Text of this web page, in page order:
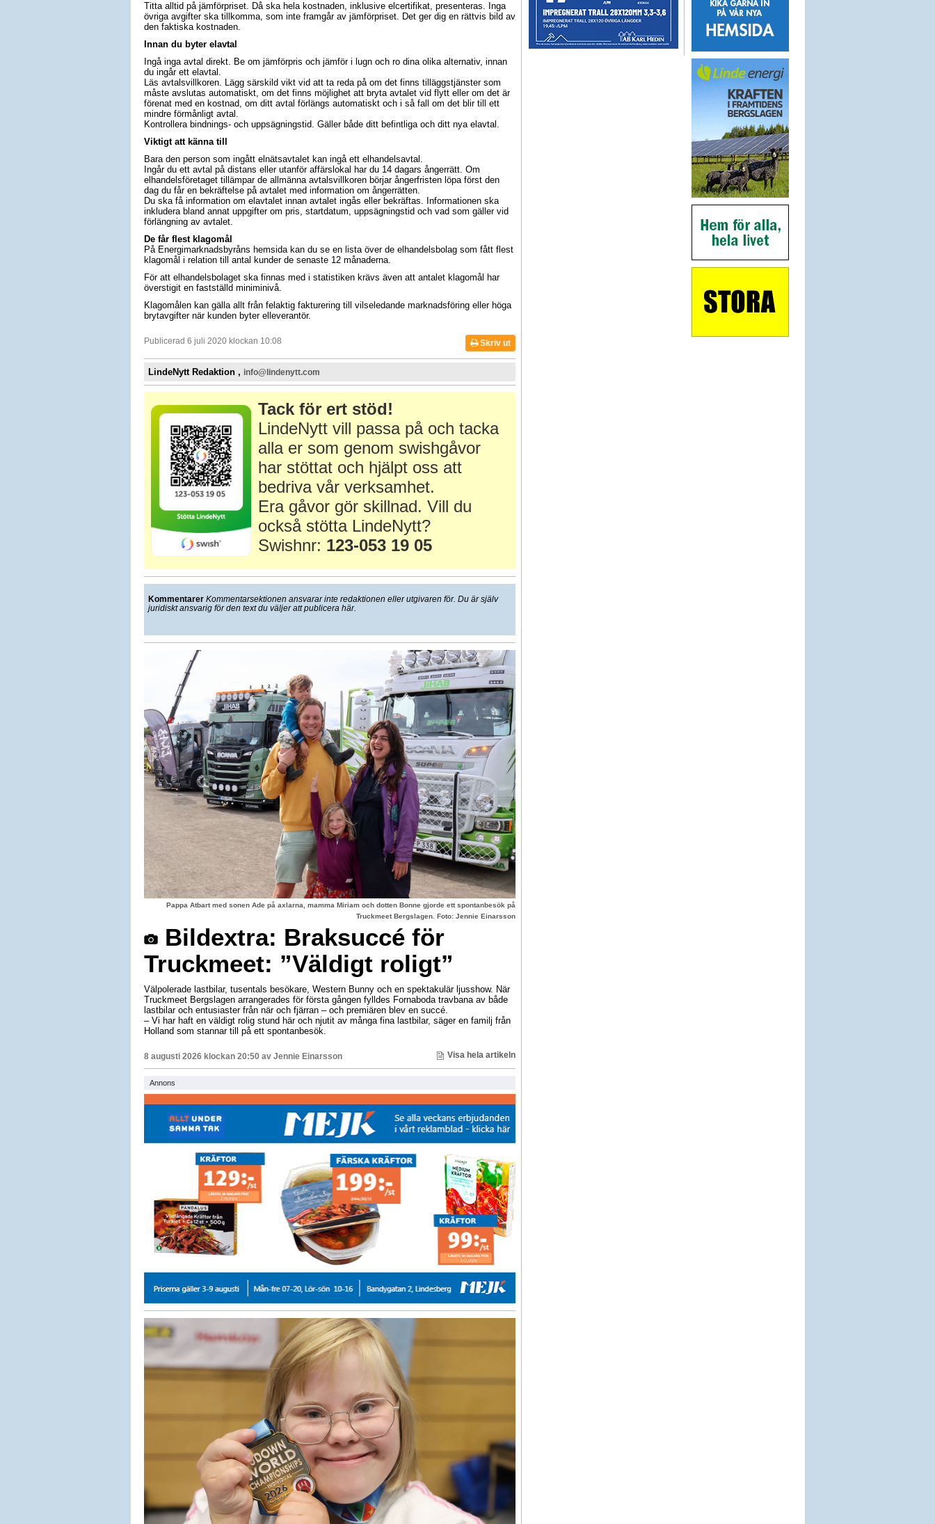
Titta alltid på jämförpriset. Då ska hela kostnaden, inklusive elcertifikat, presenteras. Inga
övriga avgifter ska tillkomma, som inte framgår av jämförpriset. Det ger dig en rättvis bild av
den faktiska kostnaden.
Innan du byter elavtal
Ingå inga avtal direkt. Be om jämförpris och jämför i lugn och ro dina olika alternativ, innan
du ingår ett elavtal.
Läs avtalsvillkoren. Lägg särskild vikt vid att ta reda på om det finns tilläggstjänster som
måste avslutas automatiskt, om det finns möjlighet att bryta avtalet vid flytt eller om det är
förenat med en kostnad, om ditt avtal förlängs automatiskt och i så fall om det blir till ett
mindre förmånligt avtal.
Kontrollera bindnings- och uppsägningstid. Gäller både ditt befintliga och ditt nya elavtal.
Viktigt att känna till
Bara den person som ingått elnätsavtalet kan ingå ett elhandelsavtal.
Ingår du ett avtal på distans eller utanför affärslokal har du 14 dagars ångerrätt. Om
elhandelsföretaget tillämpar de allmänna avtalsvillkoren börjar ångerfristen löpa först den
dag du får en bekräftelse på avtalet med information om ångerrätten.
Du ska få information om elavtalet innan avtalet ingås eller bekräftas. Informationen ska
inkludera bland annat uppgifter om pris, startdatum, uppsägningstid och vad som gäller vid
förlängning av avtalet.
De får flest klagomål
På Energimarknadsbyråns hemsida kan du se en lista över de elhandelsbolag som fått flest
klagomål i relation till antal kunder de senaste 12 månaderna.
För att elhandelsbolaget ska finnas med i statistiken krävs även att antalet klagomål har
överstigit en fastställd miniminivå.
Klagomålen kan gälla allt från felaktig fakturering till vilseledande marknadsföring eller höga
brytavgifter när kunden byter elleverantör.
Publicerad 6 juli 2020 klockan 10:08 Skriv ut
LindeNytt Redaktion , info@lindenytt.com
Tack för ert stöd!
LindeNytt vill passa på och tacka
alla er som genom swishgåvor
har stöttat och hjälpt oss att
bedriva vår verksamhet.
Era gåvor gör skillnad. Vill du
också stötta LindeNytt?
Swishnr: 123-053 19 05
Kommentarer Kommentarsektionen ansvarar inte redaktionen eller utgivaren för. Du är själv
juridiskt ansvarig för den text du väljer att publicera här.
Pappa Atbart med sonen Ade på axlarna, mamma Miriam och dotten Bonne gjorde ett spontanbesök på
Truckmeet Bergslagen. Foto: Jennie Einarsson
Bildextra: Braksuccé för
Truckmeet: ”Väldigt roligt”
Välpolerade lastbilar, tusentals besökare, Western Bunny och en spektakulär ljusshow. När
Truckmeet Bergslagen arrangerades för första gången fylldes Fornaboda travbana av både
lastbilar och entusiaster från när och fjärran – och premiären blev en succé.
– Vi har haft en väldigt rolig stund här och njutit av många fina lastbilar, säger en familj från
Holland som stannar till på ett spontanbesök.
8 augusti 2026 klockan 20:50 av Jennie Einarsson Visa hela artikeln
Annons